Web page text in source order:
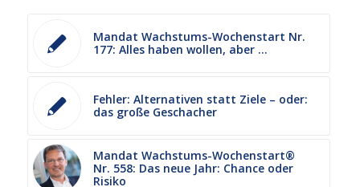
Mandat Wachstums-Wochenstart Nr.
177: Alles haben wollen, aber …
Fehler: Alternativen statt Ziele – oder:
das große Geschacher
Mandat Wachstums-Wochenstart®
Nr. 558: Das neue Jahr: Chance oder
Risiko